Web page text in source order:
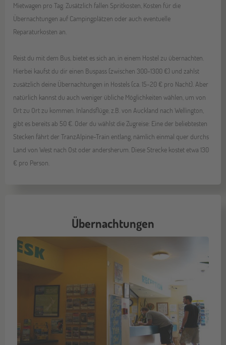
Mietwagen pro Tag. Zusätzlich fallen Spritkosten, Kosten für die
Übernachtungen auf Campingplätzen oder auch eventuelle
Reparaturkosten an.
Reist du mit dem Bus, bietet es sich an, in einem Hostel zu übernachten.
Hierbei kaufst du dir einen Buspass (zwischen 300-1300 €) und zahlst
zusätzlich deine Übernachtungen in Hostels (ca. 15-20 € pro Nacht). Aber
natürlich kannst du auch weniger übliche Möglichkeiten wählen, um von
Ort zu Ort zu kommen. Inlandsflüge, z.B. von Auckland nach Wellington,
gibt es bereits ab 50 €. Oder du wählst die Zugreise: Eine der beliebtesten
Stecken fährt der TranzAlpine-Train entlang, nämlich einmal quer durchs
Land von West nach Ost oder andersherum. Diese Strecke kostet etwa 130
€ pro Person.
Übernachtungen